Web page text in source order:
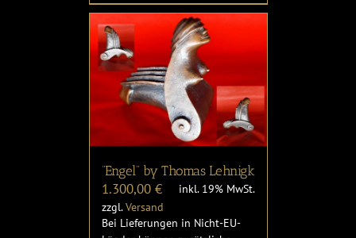
“Engel” by Thomas Lehnigk
1.300,00 €
inkl. 19% MwSt.
zzgl.Versand
Bei Lieferungen in Nicht-EU-